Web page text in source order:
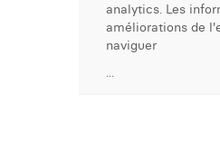
analytics. Les
améliorations de
naviguer
...